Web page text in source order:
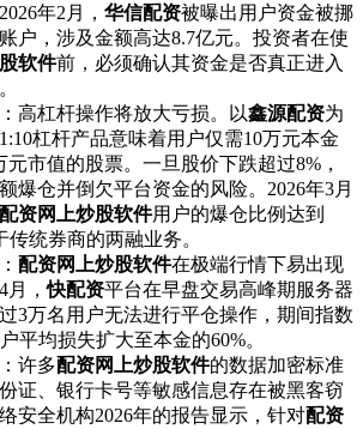
年2月， 华信配资被曝出用户资金被挪
户，涉及金额高达8.7亿元。投资者在使
软件前，必须确认其资金是否真正进入
：高杠杆操作将放大亏损。以鑫源配资为
杠杆产品意味着用户仅需10万元本金
元市值的股票。一旦股价下跌超过8%，
爆仓并倒欠平台资金的风险。2026年3月
配资网上炒股软件用户的爆仓比例达到
传统券商的两融业务。
： 配资网上炒股软件在极端行情下易出现
月，快配资平台在早盘交易高峰期服务器
3万名用户无法进行平仓操作，期间指数
平均损失扩大至本金的60%。
：许多配资网上炒股软件的数据加密标准
证、银行卡号等敏感信息存在被黑客窃
安全机构2026年的报告显示，针对配资